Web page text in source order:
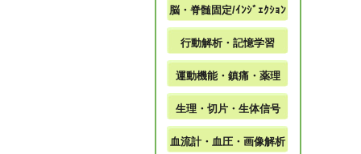
脳・脊髄固定/ｲﾝｼﾞｪｸｼｮﾝ
行動解析・記憶学習
運動機能・鎮痛・薬理
生理・切片・生体信号
血流計・血圧・画像解析